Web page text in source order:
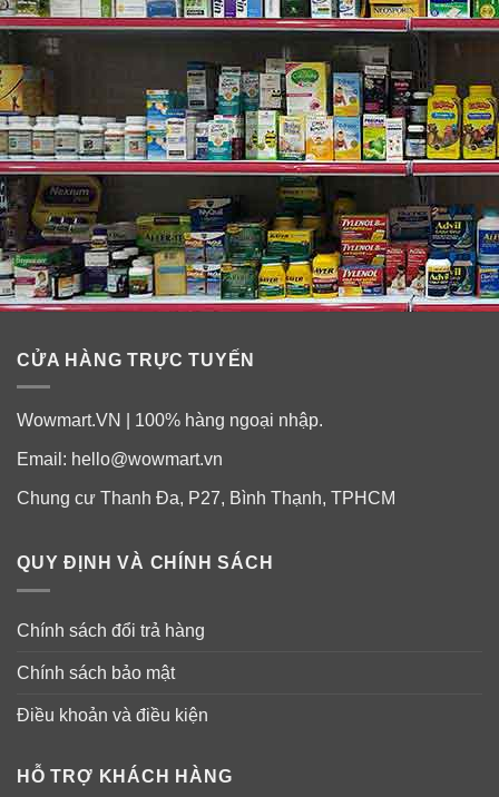
CỬA HÀNG TRỰC TUYẾN
Wowmart.VN | 100% hàng ngoại nhập.
Email: hello@wowmart.vn
Chung cư Thanh Đa, P27, Bình Thạnh, TPHCM
QUY ĐỊNH VÀ CHÍNH SÁCH
Chính sách đổi trả hàng
Chính sách bảo mật
Điều khoản và điều kiện
HỖ TRỢ KHÁCH HÀNG